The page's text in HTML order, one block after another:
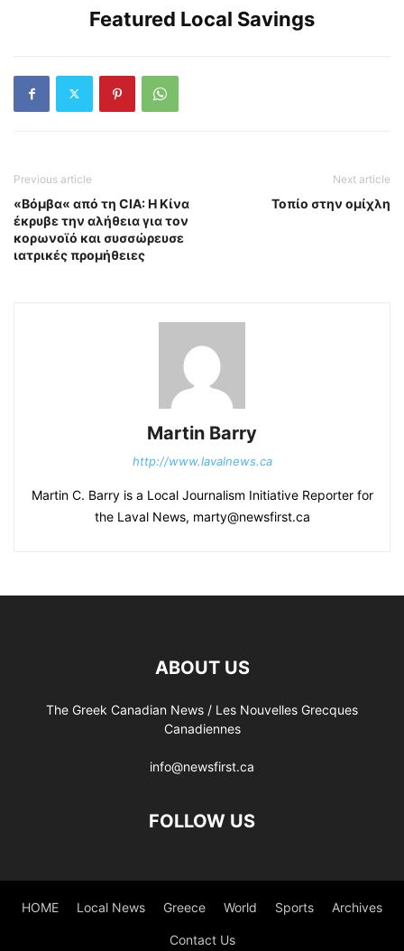
Featured Local Savings
Previous article
«Βόμβα« από τη CIA: Η Κίνα
έκρυβε την αλήθεια για τον
κορωνοϊό και συσσώρευσε
ιατρικές προμήθειες
Next article
Τοπίο στην ομίχλη
Martin Barry
http://www.lavalnews.ca
Martin C. Barry is a Local Journalism Initiative Reporter for
the Laval News, marty@newsfirst.ca
ABOUT US
The Greek Canadian News / Les Nouvelles Grecques
Canadiennes
info@newsfirst.ca
FOLLOW US
HOME Local News Greece World Sports Archives
Contact Us